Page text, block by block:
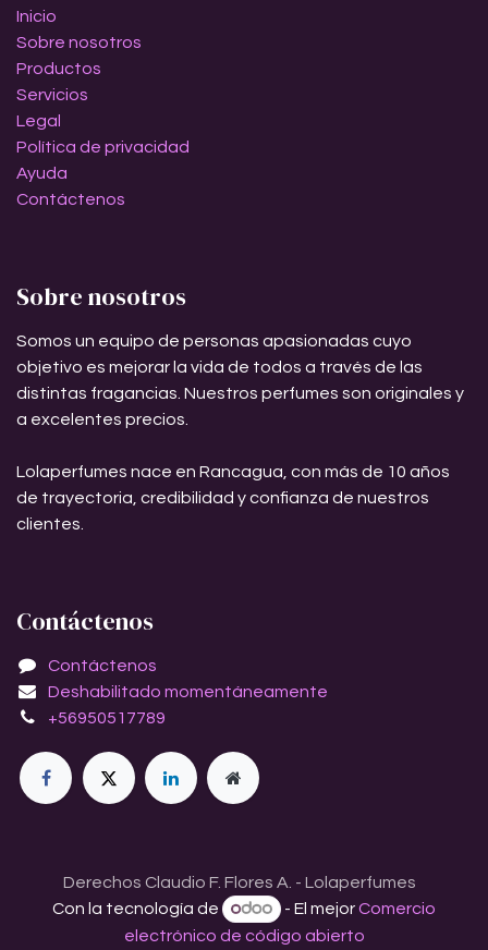
Inicio
Sobre nosotros
Productos
Servicios
Legal
Política de privacidad
Ayuda
Contáctenos
Sobre nosotros
Somos un equipo de personas apasionadas cuyo
objetivo es mejorar la vida de todos a través de las
distintas fragancias. Nuestros perfumes son originales y
a excelentes precios.
Lolaperfumes nace en Rancagua, con más de 10 años
de trayectoria, credibilidad y confianza de nuestros
clientes.
Contáctenos
Contáctenos
Deshabilitado momentáneamente
+56950517789
Derechos Claudio F. Flores A. - Lolaperfumes
Con la tecnología de
- El mejorComercio
electrónico de código abierto